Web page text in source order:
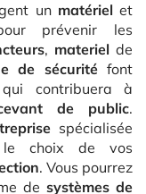
un matériel et
prévenir les
, materiel de
de sécuritéfont
qui contribuera à
de public.
spécialisée
choix de vos
. Vous pourrez
de systèmes de